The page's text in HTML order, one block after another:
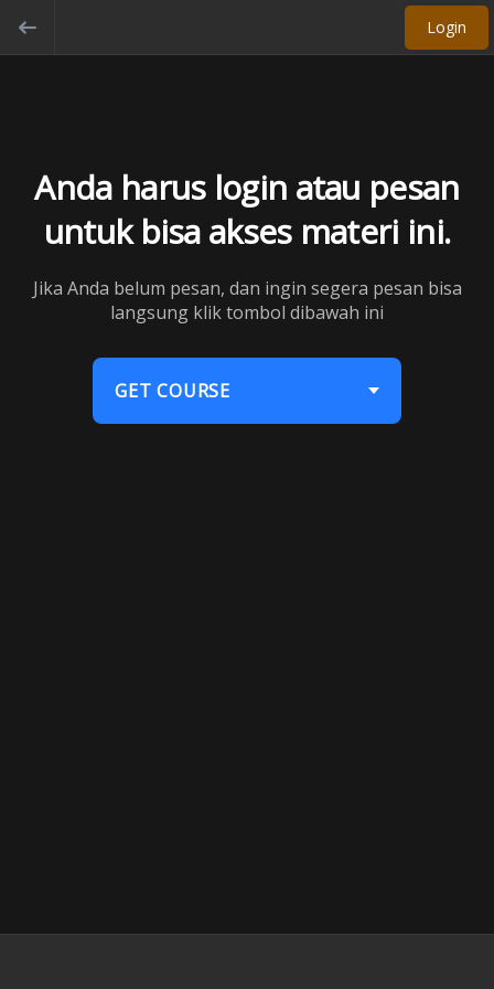
Login
Anda harus login atau pesan
untuk bisa akses materi ini.
Jika Anda belum pesan, dan ingin segera pesan bisa
langsung klik tombol dibawah ini
GET COURSE